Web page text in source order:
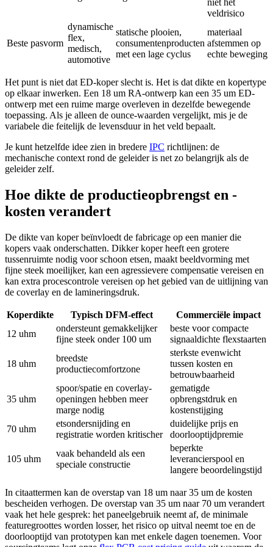
veldrisico
Beste pasvorm
dynamische
flex,
medisch,
automotive
statische plooien,
consumentenproducten
met een lage cyclus
materiaal
afstemmen op
echte beweging
Het punt is niet dat ED-koper slecht is. Het is dat dikte en kopertype
op elkaar inwerken. Een 18 um RA-ontwerp kan een 35 um ED-
ontwerp met een ruime marge overleven in dezelfde bewegende
toepassing. Als je alleen de ounce-waarden vergelijkt, mis je de
variabele die feitelijk de levensduur in het veld bepaalt.
Je kunt hetzelfde idee zien in bredere IPC richtlijnen: de
mechanische context rond de geleider is net zo belangrijk als de
geleider zelf.
Hoe dikte de productieopbrengst en -
kosten verandert
De dikte van koper beïnvloedt de fabricage op een manier die
kopers vaak onderschatten. Dikker koper heeft een grotere
tussenruimte nodig voor schoon etsen, maakt beeldvorming met
fijne steek moeilijker, kan een agressievere compensatie vereisen en
kan extra procescontrole vereisen op het gebied van de uitlijning van
de coverlay en de lamineringsdruk.
Koperdikte Typisch DFM-effect
Commerciële impact
12 uhm
ondersteunt gemakkelijker
fijne steek onder 100 um
beste voor compacte
signaaldichte flexstaarten
18 uhm
breedste
productiecomfortzone
sterkste evenwicht
tussen kosten en
betrouwbaarheid
35 uhm
spoor/spatie en coverlay-
openingen hebben meer
marge nodig
gematigde
opbrengstdruk en
kostenstijging
70 uhm
etsondersnijding en
registratie worden kritischer
duidelijke prijs en
doorlooptijdpremie
105 uhm
vaak behandeld als een
speciale constructie
beperkte
leverancierspool en
langere beoordelingstijd
In citaattermen kan de overstap van 18 um naar 35 um de kosten
bescheiden verhogen. De overstap van 35 um naar 70 um verandert
vaak het hele gesprek: het paneelgebruik neemt af, de minimale
featuregroottes worden losser, het risico op uitval neemt toe en de
doorlooptijd van prototypen kan met enkele dagen toenemen. Voor